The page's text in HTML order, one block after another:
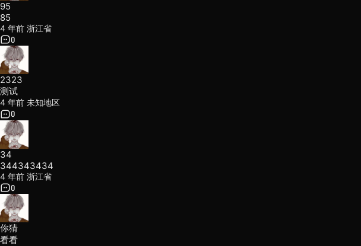
95
85
4 年前 浙江省
0
2323
测试
4 年前 未知地区
0
34
344343434
4 年前 浙江省
0
你猜
看看